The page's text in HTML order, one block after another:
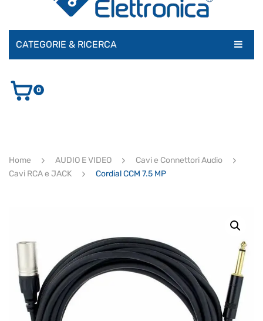
CATEGORIE & RICERCA
AUDIO E VIDEO
ULTIMI ARRIVI
0
Home AUDIO E VIDEO
Cavi e Connettori Audio
Cavi RCA e JACK
Cordial CCM 7.5 MP